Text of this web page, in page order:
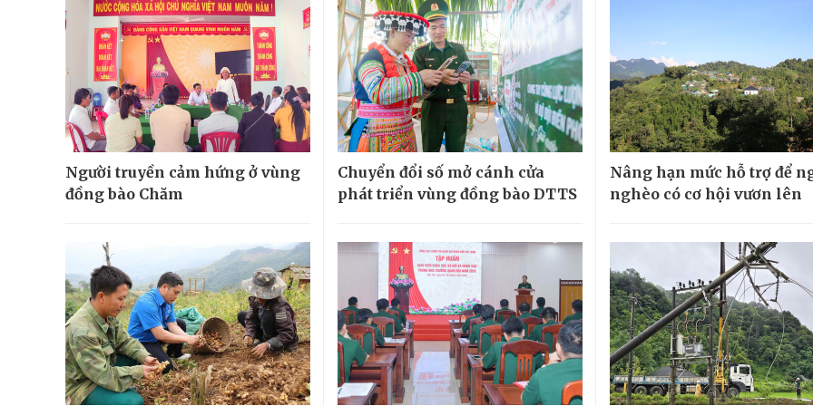
Người truyền cảm hứng ở vùng
đồng bào Chăm
Chuyển đổi số mở cánh cửa
phát triển vùng đồng bào DTTS
Nâng hạn mức hỗ trợ để
nghèo có cơ hội vươn lên